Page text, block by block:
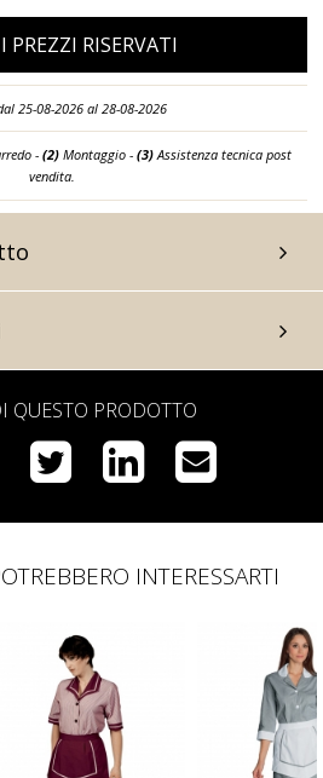
RISERVATI
25-08-2026 al 28-08-2026
-(2)Montaggio - (3)Assistenza tecnica post
vendita.
QUESTO PRODOTTO
INTERESSARTI